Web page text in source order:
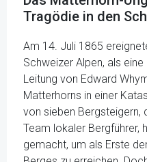
Tragödie in den
Am 14. Juli 1865
Schweizer Alpen, als
Leitung von Edward
Matterhorns in einer
von sieben Bergsteigern,
Team lokaler Bergführer,
gemacht, um als Erste